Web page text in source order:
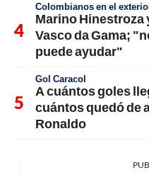
Colombianos en el
Marino Hinestroza
Vasco da Gama;
puede ayudar"
Gol Caracol
A cuántos goles
cuántos quedó de
Ronaldo